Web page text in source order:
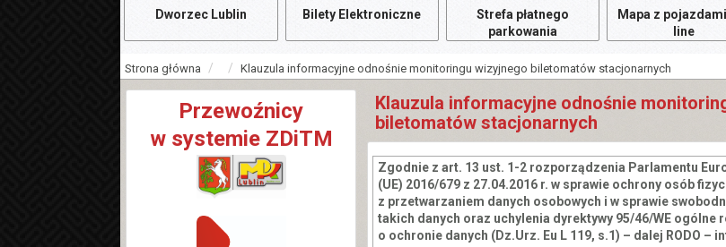
Dworzec Lublin Bilety Elektroniczne
Strefa płatnego
parkowania
Mapa z
line
Strona główna Klauzula informacyjne odnośnie monitoringu wizyjnego biletomatów stacjonarnych
Przewoźnicy
w systemie ZDiTM
Klauzula informacyjne odnośnie
biletomatów stacjonarnych
Zgodnie z art. 13 ust. 1-2 rozporządzenia Parlamentu
(UE) 2016/679 z 27.04.2016 r. w sprawie ochrony osób
z przetwarzaniem danych osobowych i w sprawie
takich danych oraz uchylenia dyrektywy 95/46/WE ogólne
o ochronie danych (Dz.Urz. Eu L 119, s.1) – dalej RODO –